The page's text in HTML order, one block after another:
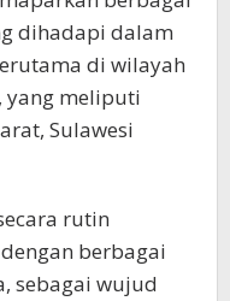
dihadapi dalam
di wilayah
yang meliputi
Sulawesi
rutin
berbagai
sebagai wujud